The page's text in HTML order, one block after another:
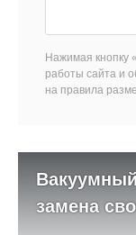
Нажимая кнопку
работы сайта и
на правила
замена